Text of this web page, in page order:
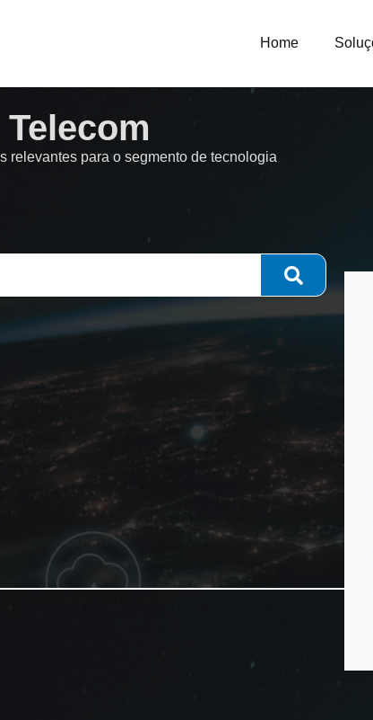
Home
relevantes para o segmento de tecnologia